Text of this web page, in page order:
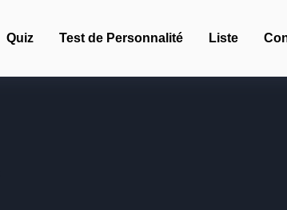
Quiz Test de Personnalité Liste